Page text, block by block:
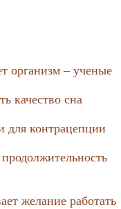
организм – ученые
качество сна
для контрацепции
желание работать